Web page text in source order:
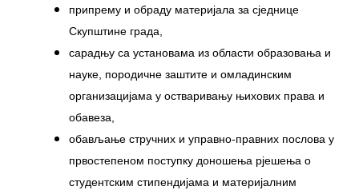
гориво доступни од 13. марта до 15.
новембра
Захтјев за издавање ПОНОСНЕ КАРТИЦЕ
Обавјештење о забрани саобраћаја 6. и
7. августа
Обавјештење за предузетника - Вера
припрему и обраду материјала за сједнице
Скупштине града,
сарадњу са установама из области образовања и
науке, породичне заштите и омладинским
организацијама у остваривању њихових права и
обавеза,
обављање стручних и управно-правних послова у
првостепеном поступку доношења рјешења о
студентским стипендијама и материјалним